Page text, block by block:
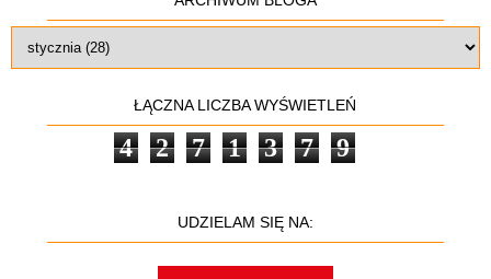
ŁĄCZNA LICZBA WYŚWIETLEŃ
4 2 7 1 3 7 9
UDZIELAM SIĘ NA: